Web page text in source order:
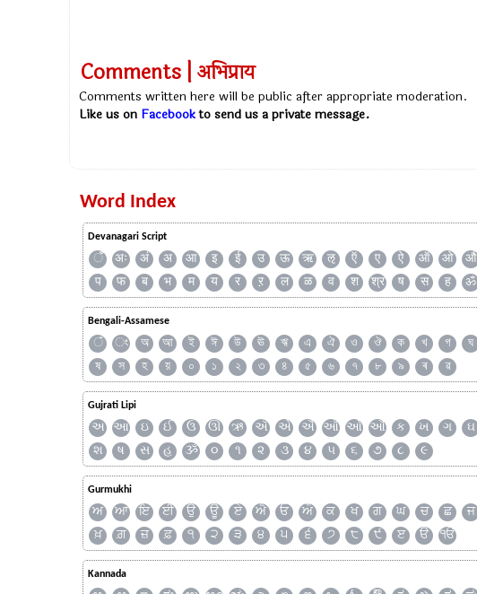
Comments | अभिप्राय
Comments written here will be public after appropriate moderation.
Like us on Facebookto send us a private message.
Word Index
Devanagari Script
ँ अः अं अ आ इ ई उ ऊ ऋ ऌ ऍ ए ऐ ऑ ओ औ
प
फ ब भ म य र ऱ ल ळ व श श्र ष स ह ॐ
Bengali-Assamese
ঁ ং অ আ ই ঈ উ ঊ ঋ এ ঐ ও ঔ ক খ গ ঘ
ষ
স হ য় ০ ১ ২ ৩ ৪ ৫ ৬ ৭ ৮ ৯ ৰ ৱ
Gujrati Lipi
અ આ ઇ ઈ ઉ ઊ ઋ ઍ એ ઐ ઑ ઓ ઔ ક ખ ગ ઘ
શ
ષ સ હ ૐ ૦ ૧ ૨ ૩ ૪ ૫ ૬ ૭ ૮ ૯
Gurmukhi
ਅ ਆ ਇ ਈ ਉ ਊ ਏ ਐ ਓ ਔ ਕ ਖ ਗ ਘ ਚ ਛ ਜ
ਖ਼
ਗ਼ ਜ਼ ਫ਼ ੧ ੨ ੩ ੪ ੫ ੬ ੭ ੮ ੯ ੲ ੳ ੴ
Kannada